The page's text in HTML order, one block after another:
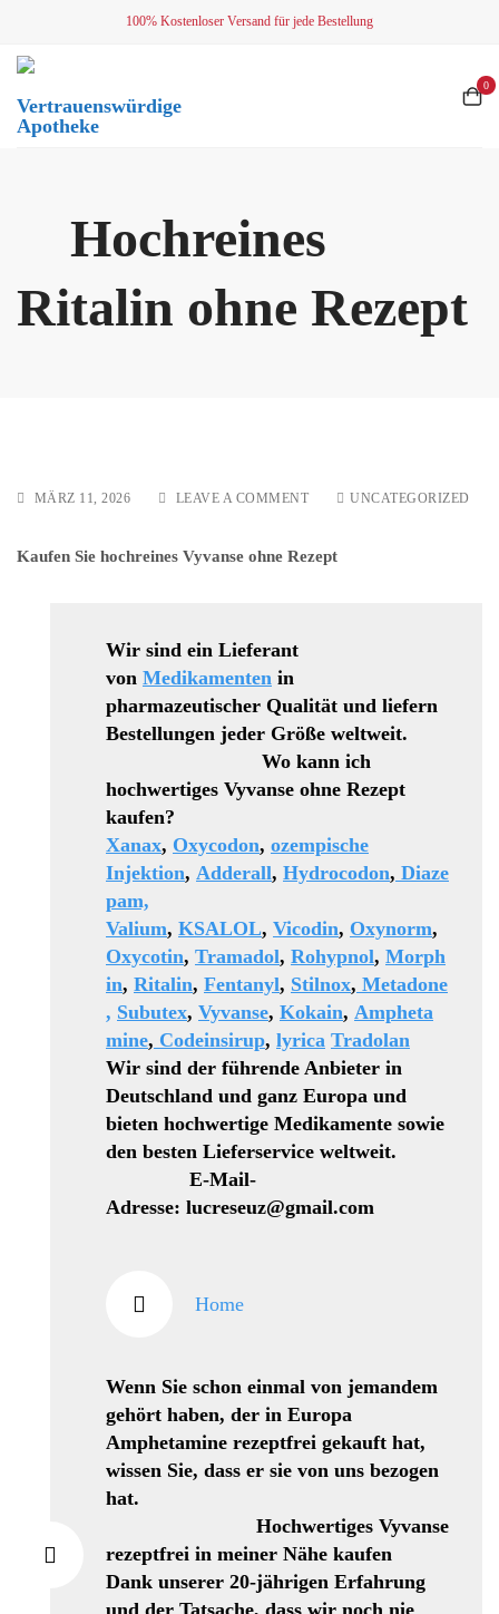
content
100% Kostenloser Versand für jede Bestellung
Vertrauenswürdige
Apotheke
0
Hochreines
Ritalin ohne Rezept
MÄRZ 11, 2026 LEAVE A COMMENTON
RITALIN
UNCATEGORIZED
Kaufen Sie hochreines Vyvanse ohne Rezept
Wir sind ein Lieferant
von Medikamenten in
pharmazeutischer Qualität und liefern
Bestellungen jeder Größe weltweit.
Wo kann ich
hochwertiges Vyvanse ohne Rezept
kaufen?
Xanax, Oxycodon, ozempische
Injektion, Adderall, Hydrocodon, Diaze
pam,
Valium, KSALOL, Vicodin, Oxynorm,
Oxycotin, Tramadol, Rohypnol, Morph
in, Ritalin, Fentanyl, Stilnox, Metadone
, Subutex, Vyvanse, Kokain, Ampheta
mine, Codeinsirup, lyrica Tradolan
Wir sind der führende Anbieter in
Deutschland und ganz Europa und
bieten hochwertige Medikamente sowie
den besten Lieferservice weltweit.
E-Mail-
Adresse: lucreseuz@gmail.com
Home
Wenn Sie schon einmal von jemandem
gehört haben, der in Europa
Amphetamine rezeptfrei gekauft hat,
wissen Sie, dass er sie von uns bezogen
hat.
Hochwertiges Vyvanse
rezeptfrei in meiner Nähe kaufen
Dank unserer 20-jährigen Erfahrung
und der Tatsache, dass wir noch nie